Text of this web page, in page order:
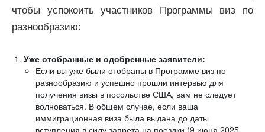
чтобы успокоить участников Программы виз по
разнообразию:
Уже отобранные и одобренные заявители:
Если вы уже были отобраны в Программе виз по
разнообразию и успешно прошли интервью для
получения визы в посольстве США, вам не следует
волноваться. В общем случае, если ваша
иммиграционная виза была выдана до даты
вступления в силу запрета на поездки (9 июня 2025